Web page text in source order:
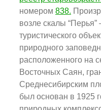
номером 838.
возле скалы “Перья”
туристического
природного
расположенного на
Восточных Саян,
Среднесибирским
был основан в 1925